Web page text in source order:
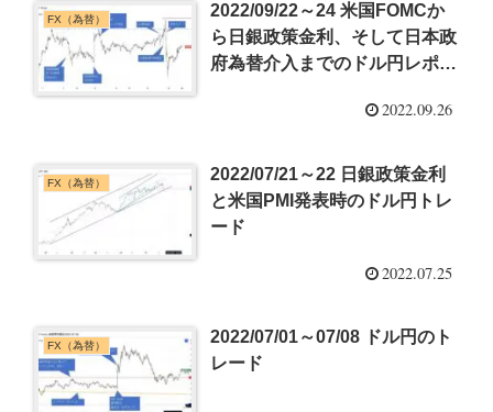
FX（為替）
2022/09/22～24 米国FOMCか
ら日銀政策金利、そして日本政
府為替介入までのドル円レポー
2022.09.26
FX（為替）
2022/07/21～22 日銀政策金利
と米国PMI発表時のドル円トレ
ード
2022.07.25
FX（為替）
2022/07/01～07/08 ドル円のト
レード